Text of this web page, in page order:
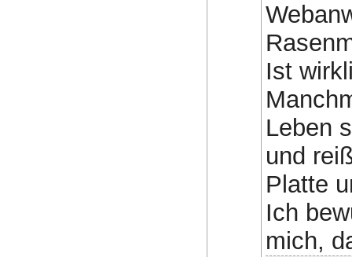
Ist
Leben
und
Platte
Ich
mich,